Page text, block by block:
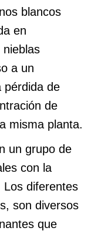
blancos
en
nieblas
a un
pérdida de
de
misma planta.
un grupo de
con la
Los diferentes
son diversos
que